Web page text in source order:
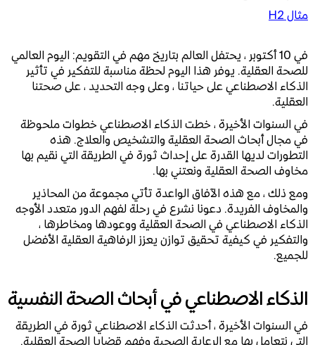
مثال H2
في 10 أكتوبر ، يحتفل العالم بتاريخ مهم في التقويم: اليوم العالمي
للصحة العقلية. يوفر هذا اليوم لحظة مناسبة للتفكير في تأثير
الذكاء الاصطناعي على حياتنا ، وعلى وجه التحديد ، على صحتنا
العقلية.
في السنوات الأخيرة ، خطت الذكاء الاصطناعي خطوات ملحوظة
في مجال أبحاث الصحة العقلية والتشخيص والعلاج. هذه
التطورات لديها القدرة على إحداث ثورة في الطريقة التي نقيم بها
مخاوف الصحة العقلية ونعتني بها.
ومع ذلك ، مع هذه الآفاق الواعدة تأتي مجموعة من المحاذير
والمخاوف الفريدة. دعونا نشرع في رحلة لفهم الدور متعدد الأوجه
الذكاء الاصطناعي في الصحة العقلية ووعودها ومخاطرها ،
والتفكير في كيفية تحقيق توازن يعزز الرفاهية العقلية الأفضل
للجميع.
الذكاء الاصطناعي في أبحاث الصحة النفسية
في السنوات الأخيرة ، أحدثت الذكاء الاصطناعي ثورة في الطريقة
التي نتعامل بها مع الرعاية الصحية وفهم قضايا الصحة العقلية.